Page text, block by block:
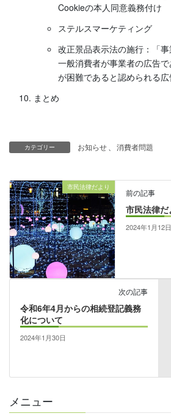
Cookieの本人同意義務付け
ステルスマーケティング
改正景品表示法の施行：「事
一般消費者が事業者の広告
が困難であると認められる広
まとめ
カテゴリー お知らせ 消費者問題
市民法律だより
前の記事
市民法律
2024年1月12日
次の記事
令和6年4月からの相続登記義務
化について
2024年1月30日
メニュー